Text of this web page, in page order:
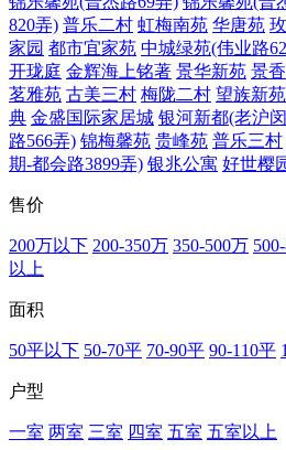
820弄) 普乐二村 虹梅南苑 华唐苑
家园 都市宜家苑 中城绿苑(伟业路
开珑庭 金辉海上铭著 景华新苑 景
茗雅苑 古美三村 梅陇二村 望族新苑
典 金盛国际家居城 银河新都(老沪
路566弄) 锦梅馨苑 贵峰苑 普乐三村
期-都会路3899弄) 银兆公寓 好世樱
售价
200万以下 200-350万 350-500万
以上
面积
50平以下 50-70平 70-90平 90-110平
户型
一室 两室 三室 四室 五室 五室以上